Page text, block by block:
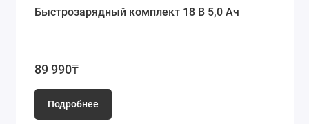
Быстрозарядный комплект 18 В 5,0 Ач
89 990₸
Подробнее